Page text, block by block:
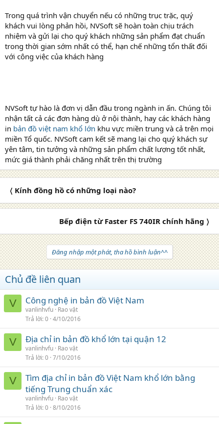
Trong quá trình vận chuyển nếu có những trục trặc, quý
khách vui lòng phản hồi, NVSoft sẽ hoàn toàn chịu trách
nhiệm và gửi lại cho quý khách những sản phẩm đạt chuẩn
trong thời gian sớm nhất có thể, hạn chế những tổn thất đối
với công việc của khách hàng
NVSoft tự hào là đơn vị dẫn đầu trong ngành in ấn. Chúng tôi
nhận tất cả các đơn hàng dù ở nội thành, hay các khách hàng
in bản đồ việt nam khổ lớn khu vực miền trung và cả trên mọi
miền Tổ quốc. NVSoft cam kết sẽ mang lại cho quý khách sự
yên tâm, tin tưởng và những sản phẩm chất lượng tốt nhất,
mức giá thành phải chăng nhất trên thị trường
〈 Kính đồng hồ có những loại nào?
Bếp điện từ Faster FS 740IR chính hãng 〉
Đăng nhập một phát, tha hồ bình luận^^
Chủ đề liên quan
V Công nghệ in bản đồ Việt Nam
vanlinhvfu Rao vặt
Trả lời 0 4/10/2016
V Địa chỉ in bản đồ khổ lớn tại quận 12
vanlinhvfu Rao vặt
Trả lời 0 7/10/2016
V
Tìm địa chỉ in bản đồ Việt Nam khổ lớn bằng
tiếng Trung chuẩn xác
vanlinhvfu Rao vặt
Trả lời 0 8/10/2016